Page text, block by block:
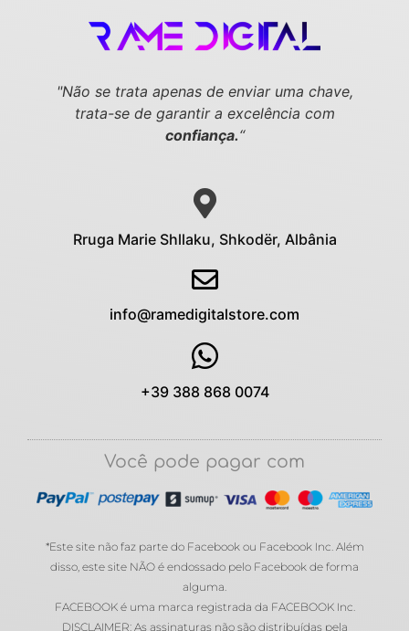
"Não se trata apenas de enviar uma chave,
trata-se de garantir a excelência com
confiança.“
Rruga Marie Shllaku, Shkodër, Albânia
info@ramedigitalstore.com
+39 388 868 0074
Você pode pagar com
*Este site não faz parte do Facebook ou Facebook Inc. Além
disso, este site NÃO é endossado pelo Facebook de forma
alguma.
FACEBOOK é uma marca registrada da FACEBOOK Inc.
DISCLAIMER: As assinaturas não são distribuídas pela